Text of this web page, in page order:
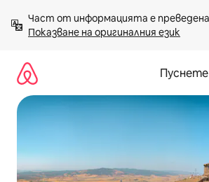
към
съдържанието
Показване на оригиналния език